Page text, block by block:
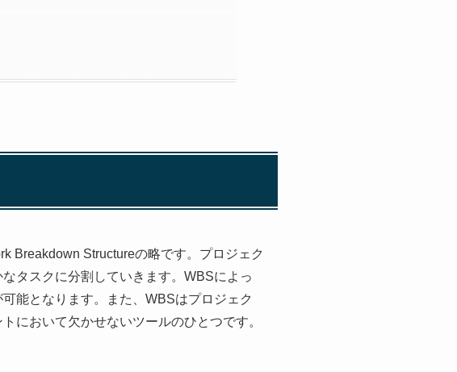
Breakdown Structureの略です。プロジェク
タスクに分割していきます。WBSによっ
能となります。また、WBSはプロジェク
において欠かせないツールのひとつです。